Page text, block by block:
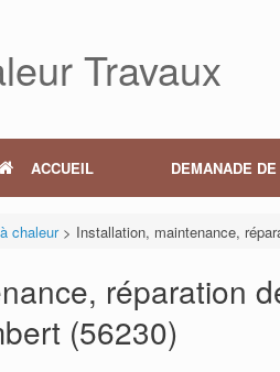
Travaux
ACCUEIL DEMANADE
chaleur> Installation, maintenance,
réparation
(56230)